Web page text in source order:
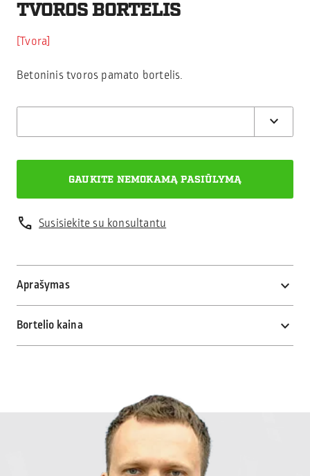
TVOROS BORTELIS
Tvora
Betoninis tvoros pamato bortelis.
call Susisiekite su konsultantu
Aprašymas
Bortelio kaina